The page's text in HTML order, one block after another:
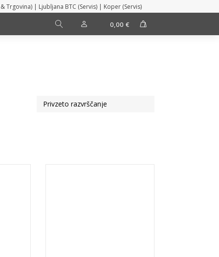
Trgovina) | Ljubljana BTC (Servis) | Koper (Servis)
0,00 €